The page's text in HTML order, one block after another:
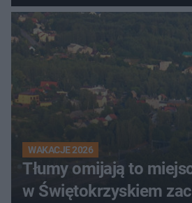
WAKACJE 2026
Tłumy omijają to
w Świętokrzyskiem